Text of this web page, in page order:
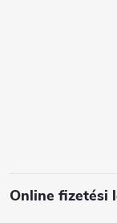
Online fizetési